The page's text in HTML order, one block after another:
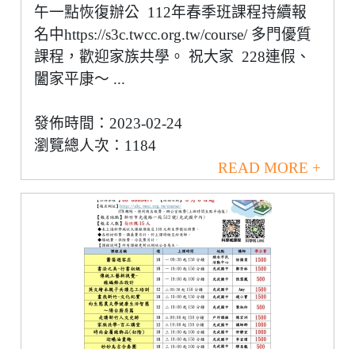
午一點恢復辦公 112年春季班課程持續報
名中https://s3c.twcc.org.tw/course/ 多門優質
課程，歡迎家族共學。 祝大家 228連假、
闔家平康～ ...
發佈時間：2023-02-24
瀏覽總人次：1184
READ MORE +